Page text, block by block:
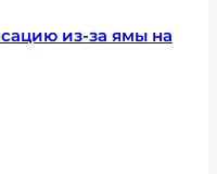
из-за ямы на